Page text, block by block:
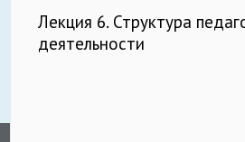
Лекция 6. Структура
деятельности